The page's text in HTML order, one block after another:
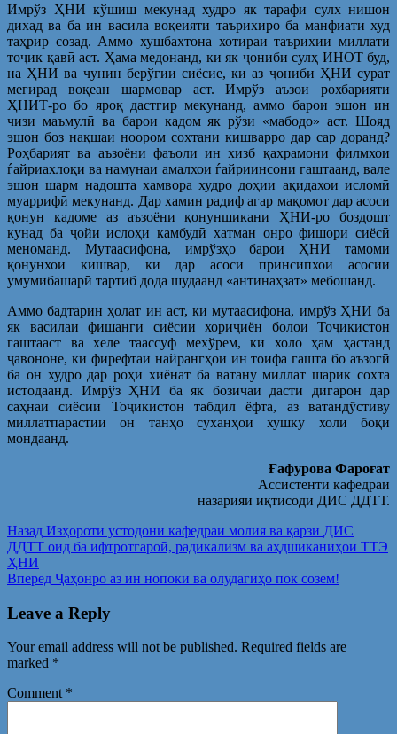
Имрўз ҲНИ кўшиш мекунад худро як тарафи сулх нишон
дихад ва ба ин васила воқеияти таърихиро ба манфиати худ
таҳрир созад. Аммо хушбахтона хотираи таърихии миллати
тоҷик қавӣ аст. Ҳама медонанд, ки як ҷониби сулҳ ИНОТ буд,
на ҲНИ ва чунин берўгии сиёсие, ки аз ҷониби ҲНИ сурат
мегирад воқеан шармовар аст. Имрўз аъзои рохбарияти
ҲНИТ-ро бо яроқ дастгир мекунанд, аммо барои эшон ин
чизи маъмулӣ ва барои кадом як рўзи «мабодо» аст. Шояд
эшон боз нақшаи ноором сохтани кишварро дар сар доранд?
Роҳбарият ва аъзоёни фаъоли ин хизб қахрамони филмхои
ѓайриахлоқи ва намунаи амалхои ѓайриинсони гаштаанд, вале
эшон шарм надошта хамвора худро доҳии ақидахои исломӣ
муаррифӣ мекунанд. Дар хамин радиф агар мақомот дар асоси
қонун кадоме аз аъзоёни қонуншикани ҲНИ-ро боздошт
кунад ба ҷойи ислоҳи камбудӣ хатман онро фишори сиёсӣ
меноманд. Мутаасифона, имрўзҳо барои ҲНИ тамоми
қонунхои кишвар, ки дар асоси принсипхои асосии
умумибашарӣ тартиб дода шудаанд «антинаҳзат» мебошанд.
Аммо бадтарин ҳолат ин аст, ки мутаасифона, имрўз ҲНИ ба
як василаи фишанги сиёсии хориҷиён болои Тоҷикистон
гаштааст ва хеле таассуф мехўрем, ки холо ҳам ҳастанд
ҷавононе, ки фирефтаи найрангҳои ин тоифа гашта бо аъзогӣ
ба он худро дар роҳи хиёнат ба ватану миллат шарик сохта
истодаанд. Имрўз ҲНИ ба як бозичаи дасти дигарон дар
саҳнаи сиёсии Тоҷикистон табдил ёфта, аз ватандўстиву
миллатпарастии он танҳо суханҳои хушку холӣ боқӣ
мондаанд.
Ғафурова Фароғат
Ассистенти кафедраи
назарияи иқтисоди ДИС ДДТТ.
Post
navigation
Назад Предыдущая
запись:
Изҳороти устодони кафедраи молия ва қарзи ДИС
ДДТТ оид ба ифтротгароӣ, радикализм ва аҳдшиканиҳои ТТЭ
ҲНИ
Вперед Следующая
Ҷаҳонро аз ин нопокӣ ва олудагиҳо пок созем!
Leave a Reply
Your email address will not be published. Required fields are
marked *
Comment *